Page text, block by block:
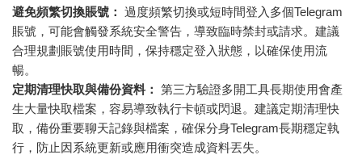
避免頻繁切換賬號： 過度頻繁切換或短時間登入多個Telegram
賬號，可能會觸發系統安全警告，導致臨時禁封或請求。建議
合理規劃賬號使用時間，保持穩定登入狀態，以確保使用流
暢。
定期清理快取與備份資料： 第三方驗證多開工具長期使用會產
生大量快取檔案，容易導致執行卡頓或閃退。建議定期清理快
取，備份重要聊天記錄與檔案，確保分身Telegram長期穩定執
行，防止因系統更新或應用衝突造成資料丟失。